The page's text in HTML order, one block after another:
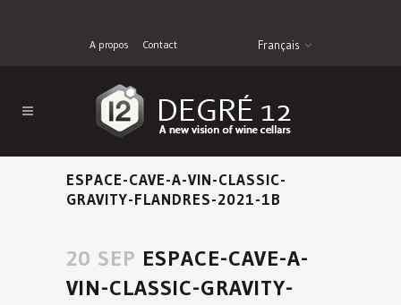
A propos Contact Français
ESPACE-CAVE-A-VIN-CLASSIC-
GRAVITY-FLANDRES-2021-1B
20 SEP ESPACE-CAVE-A-
VIN-CLASSIC-GRAVITY-